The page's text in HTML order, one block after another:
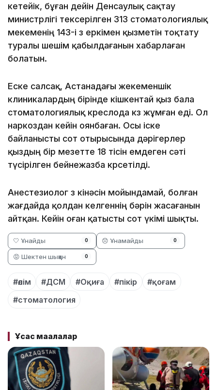
кетейік, бұған дейін Денсаулық сақтау
министрлігі тексерілген 313 стоматологиялық
мекеменің 143-і өз еркімен қызметін тоқтату
туралы шешім қабылдағанын хабарлаған
болатын.
Еске салсақ, Астанадағы жекеменшік
клиникалардың бірінде кішкентай қыз бала
стоматологиялық креслода көз жұмған еді. Ол
наркоздан кейін оянбаған. Осы іске
байланысты сот отырысында дәрігерлер
қыздың бір мезетте 18 тісін емдеген сәті
түсірілген бейнежазба көрсетілді.
Анестезиолог өз кінәсін мойындамай, болған
жағдайда қолдан келгеннің бәрін жасағанын
айтқан. Кейін оған қатысты сот үкімі шықты.
🤍 Ұнайды 0 😞 Ұнамайды 0
😡 Шектен шыққан 0
#өлім #ДСМ #Оқиға #пікір
#қоғам
#стоматология
Ұқсас мақалалар